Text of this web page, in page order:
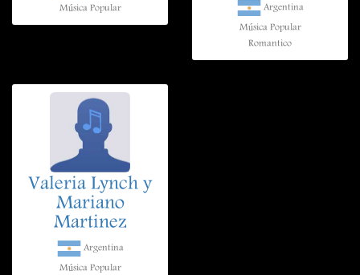
Música Popular
Argentina
Música Popular
Romantico
Valeria Lynch y
Mariano
Martinez
Argentina
Música Popular